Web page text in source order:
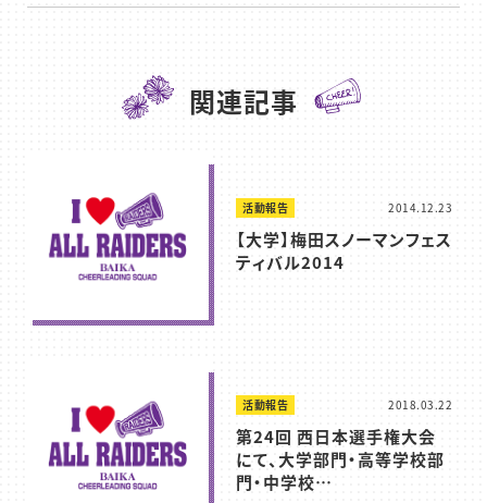
関連記事
活動報告 2014.12.23
【大学】梅田スノーマンフェス
ティバル2014
活動報告 2018.03.22
第24回 西日本選手権大会
にて、大学部門・高等学校部
門・中学校…